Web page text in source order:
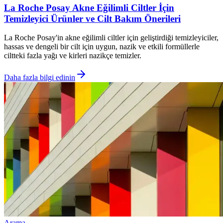
La Roche Posay Akne Eğilimli Ciltler İçin
Temizleyici Ürünler ve Cilt Bakım Önerileri
La Roche Posay'in akne eğilimli ciltler için geliştirdiği temizleyiciler,
hassas ve dengeli bir cilt için uygun, nazik ve etkili formüllerle
ciltteki fazla yağı ve kirleri nazikçe temizler.
Daha fazla bilgi edinin